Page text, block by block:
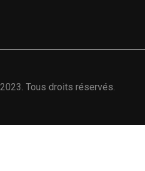
2023. Tous droits réservés.